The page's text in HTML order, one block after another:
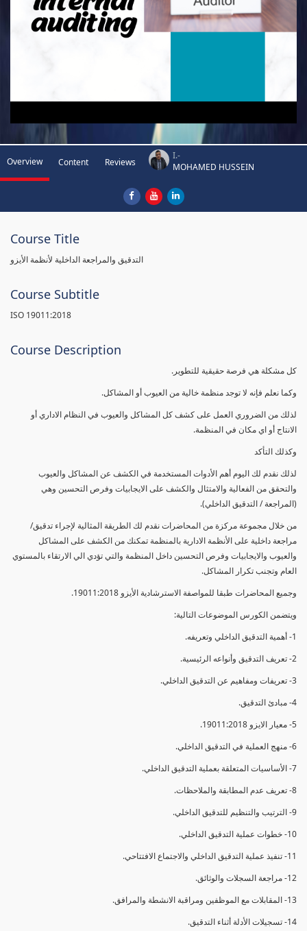
Overview Content Reviews
I.-
MOHAMED HUSSEIN
Course Title
التدقيق والمراجعة الداخلية لأنظمة الأيزو
Course Subtitle
ISO 19011:2018
Course Description
كل مشكلة هي فرصة حقيقية للتطوير.
وكما نعلم فإنه لا توجد منظمة خالية من العيوب أو المشاكل.
لذلك من الضروري العمل على كشف كل المشاكل والعيوب في النظام الاداري أو
الانتاج أو اي مكان في المنظمة.
وكذلك التأكد
لذلك نقدم لك اليوم أهم الأدوات المستخدمة في الكشف عن المشاكل والعيوب
والتحقق من الفعالية والامتثال والكشف على الايجابيات وفرص التحسين وهي
(المراجعة / التدقيق الداخلي).
من خلال مجموعة مركزة من المحاضرات نقدم لك الطريقة المثالية لإجراء تدقيق/
مراجعة داخلية على الأنظمة الادارية بالمنظمة تمكنك من الكشف على المشاكل
والعيوب والايجابيات وفرص التحسين داخل المنظمة والتي تؤدي الي الارتقاء بالمستوي
العام وتجنب تكرار المشاكل.
وجميع المحاضرات طبقا للمواصفة الاسترشادية الأيزو 19011:2018.
ويتضمن الكورس الموضوعات التالية:
1- أهمية التدقيق الداخلي وتعريفه.
2- تعريف التدقيق وأنواعه الرئيسية.
3- تعريفات ومفاهيم عن التدقيق الداخلي.
4- مبادئ التدقيق.
5- معيار الايزو 19011:2018.
6- منهج العملية في التدقيق الداخلي.
7- الأساسيات المتعلقة بعملية التدقيق الداخلي.
8- تعريف عدم المطابقة والملاحظات.
9- الترتيب والتنظيم للتدقيق الداخلي.
10- خطوات عملية التدقيق الداخلي.
11- تنفيذ عملية التدقيق الداخلي والاجتماع الافتتاحي.
12- مراجعة السجلات والوثائق.
13- المقابلات مع الموظفين ومراقبة الانشطة والمرافق.
14- تسجيلات الأدلة أثناء التدقيق.